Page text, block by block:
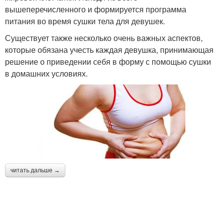
вышеперечисленного и формируется программа
питания во время сушки тела для девушек.
Существует также несколько очень важных аспектов,
которые обязана учесть каждая девушка, принимающая
решение о приведении себя в форму с помощью сушки
в домашних условиях.
читать дальше →